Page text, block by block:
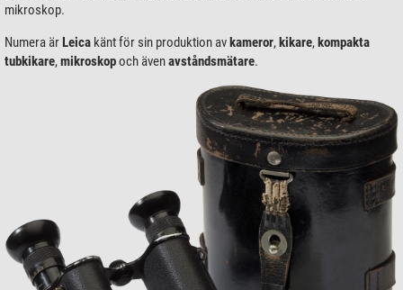
mikroskop.
Numera ärLeica känt för sin produktion avkameror,kikare,kompakta
tubkikare,mikroskopoch ävenavståndsmätare.